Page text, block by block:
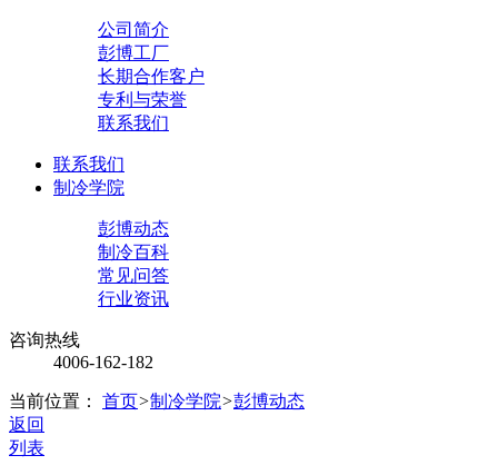
公司简介
彭博工厂
长期合作客户
专利与荣誉
联系我们
联系我们
制冷学院
彭博动态
制冷百科
常见问答
行业资讯
咨询热线
4006-162-182
当前位置： 首页>制冷学院>彭博动态
返回
列表